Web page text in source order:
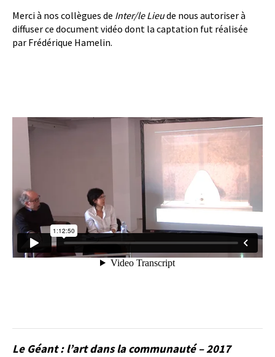
Merci à nos collègues de Inter/le Lieude nous autoriser à
diffuser ce document vidéo dont la captation fut réalisée
par Frédérique Hamelin.
Le Géant : l’art dans la communauté – 2017